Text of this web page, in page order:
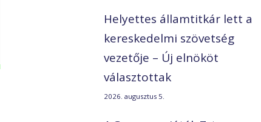
Helyettes államtitkár lett a
kereskedelmi szövetség
vezetője – Új elnököt
választottak
2026. augusztus 5.